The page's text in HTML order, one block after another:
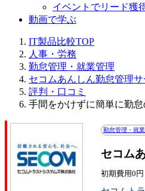
イベントでリード獲
動画で学ぶ
IT製品比較TOP
人事・労務
勤怠管理・就業管理
セコムあんしん勤怠管理
評判・口コミ
手間をかけずに簡単に勤
勤怠管理・就
セコム
初期費用0円